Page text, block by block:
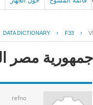
DATA DICTIONARY › F33 ›
جمهورية مصر
refno